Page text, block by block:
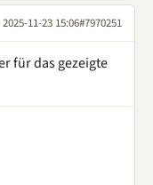
2025-11-23 15:06#7970251
für das gezeigte